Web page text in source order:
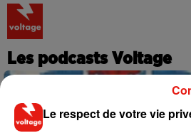
Les podcasts Voltage
Le respect de votre vie